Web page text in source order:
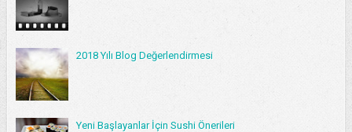
2018 Yılı Blog Değerlendirmesi
Yeni Başlayanlar İçin Sushi Önerileri